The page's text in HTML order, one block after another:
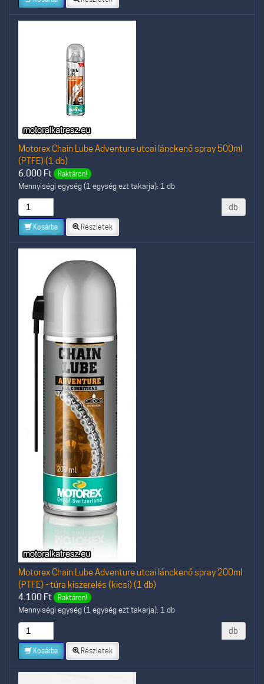
Motorex Chain Lube Adventure utcai lánckenő spray 500ml
(PTFE) (1 db)
6.000 Ft Raktáron!
Mennyiségi egység (1 egység ezt takarja): 1 db
db
Kosárba Részletek
Motorex Chain Lube Adventure utcai lánckenő spray 200ml
(PTFE) - túra kiszerelés (kicsi) (1 db)
4.100 Ft Raktáron!
Mennyiségi egység (1 egység ezt takarja): 1 db
db
Kosárba Részletek